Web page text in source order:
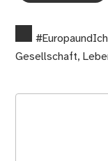
#EuropaundIch
Gesellschaft,